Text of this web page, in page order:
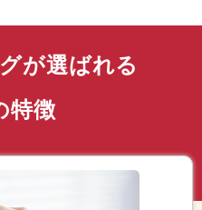
が選ばれる
特徴